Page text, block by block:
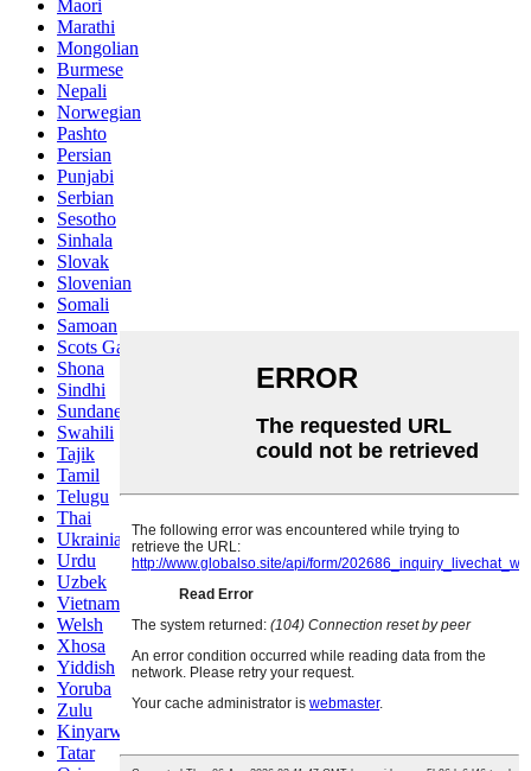
Maori
Marathi
Mongolian
Burmese
Nepali
Norwegian
Pashto
Persian
Punjabi
Serbian
Sesotho
Sinhala
Slovak
Slovenian
Somali
Samoan
Scots Gaelic
Shona
Sindhi
Sundanese
Swahili
Tajik
Tamil
Telugu
Thai
Ukrainian
Urdu
Uzbek
Vietnamese
Welsh
Xhosa
Yiddish
Yoruba
Zulu
Kinyarwanda
Tatar